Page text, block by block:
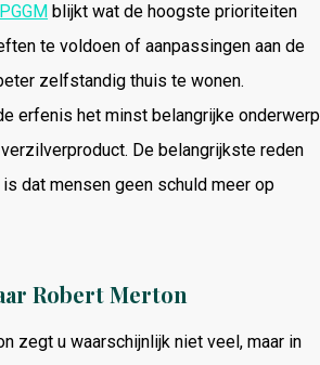
blijkt wat de hoogste prioriteiten
te voldoen of aanpassingen aan de
zelfstandig thuis te wonen.
erfenis het minst belangrijke onderwerp
De belangrijkste reden
dat mensen geen schuld meer op
Robert Merton
zegt u waarschijnlijk niet veel, maar in